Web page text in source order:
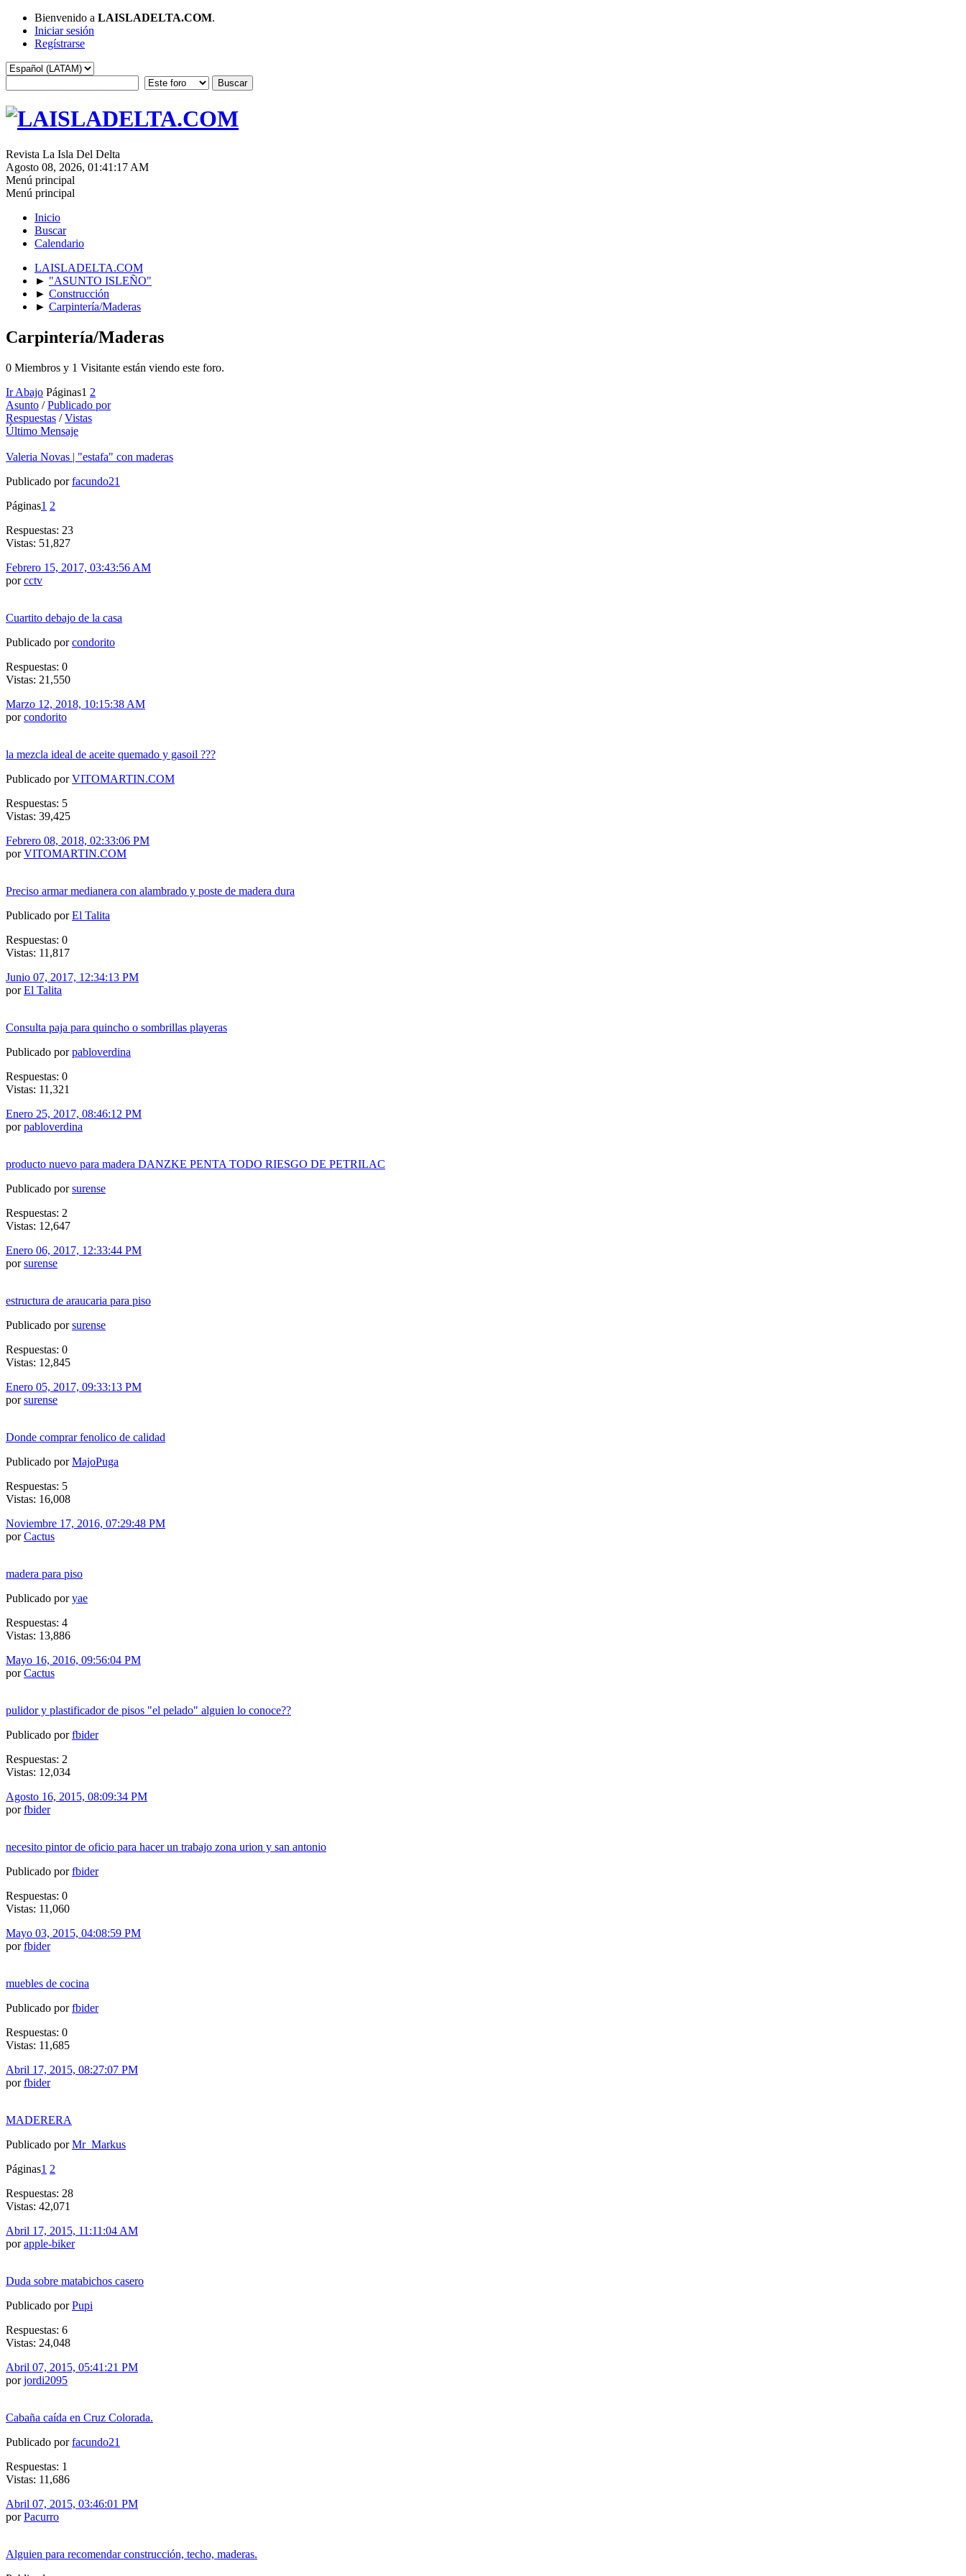
Bienvenido a LAISLADELTA.COM.
Iniciar sesión
Regístrarse
Revista La Isla Del Delta
Agosto 08, 2026, 01:41:17 AM
Menú principal
Menú principal
Inicio
Buscar
Calendario
LAISLADELTA.COM
► "ASUNTO ISLEÑO"
► Construcción
► Carpintería/Maderas
Carpintería/Maderas
0 Miembros y 1 Visitante están viendo este foro.
Ir Abajo Páginas1 2
Asunto /Publicado por
Respuestas /Vistas
Último Mensaje
Valeria Novas | "estafa" con maderas
Publicado porfacundo21
Páginas1 2
Respuestas: 23
Vistas: 51,827
Febrero 15, 2017, 03:43:56 AM
porcctv
Cuartito debajo de la casa
Publicado porcondorito
Respuestas: 0
Vistas: 21,550
Marzo 12, 2018, 10:15:38 AM
porcondorito
la mezcla ideal de aceite quemado y gasoil ???
Publicado porVITOMARTIN.COM
Respuestas: 5
Vistas: 39,425
Febrero 08, 2018, 02:33:06 PM
porVITOMARTIN.COM
Preciso armar medianera con alambrado y poste de madera dura
Publicado porEl Talita
Respuestas: 0
Vistas: 11,817
Junio 07, 2017, 12:34:13 PM
porEl Talita
Consulta paja para quincho o sombrillas playeras
Publicado porpabloverdina
Respuestas: 0
Vistas: 11,321
Enero 25, 2017, 08:46:12 PM
porpabloverdina
producto nuevo para madera DANZKE PENTA TODO RIESGO DE PETRILAC
Publicado porsurense
Respuestas: 2
Vistas: 12,647
Enero 06, 2017, 12:33:44 PM
porsurense
estructura de araucaria para piso
Publicado porsurense
Respuestas: 0
Vistas: 12,845
Enero 05, 2017, 09:33:13 PM
porsurense
Donde comprar fenolico de calidad
Publicado porMajoPuga
Respuestas: 5
Vistas: 16,008
Noviembre 17, 2016, 07:29:48 PM
porCactus
madera para piso
Publicado poryae
Respuestas: 4
Vistas: 13,886
Mayo 16, 2016, 09:56:04 PM
porCactus
pulidor y plastificador de pisos "el pelado" alguien lo conoce??
Publicado porfbider
Respuestas: 2
Vistas: 12,034
Agosto 16, 2015, 08:09:34 PM
porfbider
necesito pintor de oficio para hacer un trabajo zona urion y san antonio
Publicado porfbider
Respuestas: 0
Vistas: 11,060
Mayo 03, 2015, 04:08:59 PM
porfbider
muebles de cocina
Publicado porfbider
Respuestas: 0
Vistas: 11,685
Abril 17, 2015, 08:27:07 PM
porfbider
MADERERA
Publicado porMr_Markus
Páginas1 2
Respuestas: 28
Vistas: 42,071
Abril 17, 2015, 11:11:04 AM
porapple-biker
Duda sobre matabichos casero
Publicado porPupi
Respuestas: 6
Vistas: 24,048
Abril 07, 2015, 05:41:21 PM
porjordi2095
Cabaña caída en Cruz Colorada.
Publicado porfacundo21
Respuestas: 1
Vistas: 11,686
Abril 07, 2015, 03:46:01 PM
porPacurro
Alguien para recomendar construcción, techo, maderas.